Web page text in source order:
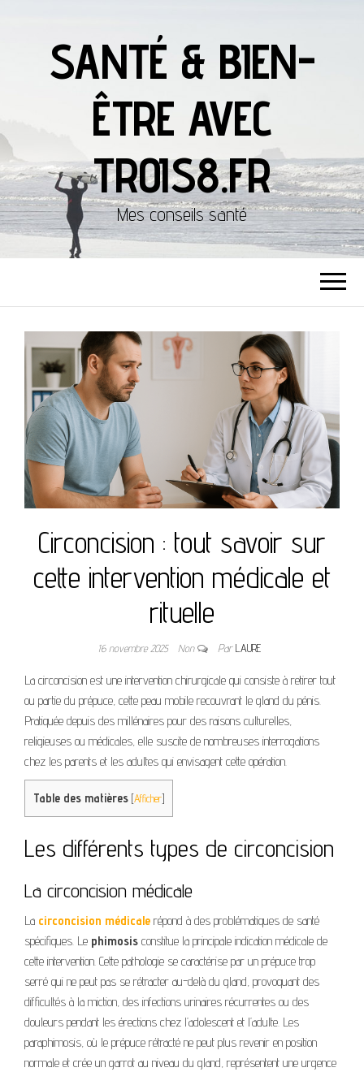
SANTÉ & BIEN-
ÊTRE AVEC
TROIS8.FR
Mes conseils santé
Circoncision : tout savoir sur
cette intervention médicale et
rituelle
16 novembre 2025 Non ParLAURE
La circoncision est une intervention chirurgicale qui consiste à retirer tout
ou partie du prépuce, cette peau mobile recouvrant le gland du pénis.
Pratiquée depuis des millénaires pour des raisons culturelles,
religieuses ou médicales, elle suscite de nombreuses interrogations
chez les parents et les adultes qui envisagent cette opération.
Table des matières [Afficher]
Les différents types de circoncision
La circoncision médicale
La circoncision médicale répond à des problématiques de santé
spécifiques. Le phimosis constitue la principale indication médicale de
cette intervention. Cette pathologie se caractérise par un prépuce trop
serré qui ne peut pas se rétracter au-delà du gland, provoquant des
difficultés à la miction, des infections urinaires récurrentes ou des
douleurs pendant les érections chez l’adolescent et l’adulte. Les
paraphimosis, où le prépuce rétracté ne peut plus revenir en position
normale et crée un garrot au niveau du gland, représentent une urgence